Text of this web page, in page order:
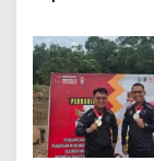
Jakarta Lewat